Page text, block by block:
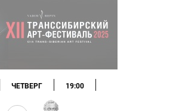
ЧЕТВЕРГ 19:00